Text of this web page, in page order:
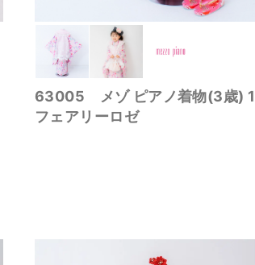
63005 メゾ ピアノ着物(3歳)
フェアリーロゼ